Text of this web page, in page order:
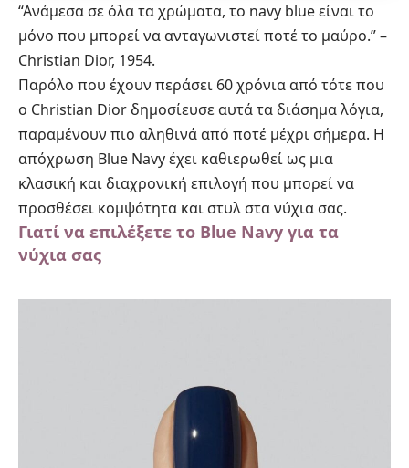
“Ανάμεσα σε όλα τα χρώματα, το navy blue είναι το
μόνο που μπορεί να ανταγωνιστεί ποτέ το μαύρο.” –
Christian Dior, 1954.
Παρόλο που έχουν περάσει 60 χρόνια από τότε που
ο Christian Dior δημοσίευσε αυτά τα διάσημα λόγια,
παραμένουν πιο αληθινά από ποτέ μέχρι σήμερα. Η
απόχρωση Blue Navy έχει καθιερωθεί ως μια
κλασική και διαχρονική επιλογή που μπορεί να
προσθέσει κομψότητα και στυλ στα νύχια σας.
Γιατί να επιλέξετε το Blue Navy για τα
νύχια σας